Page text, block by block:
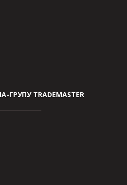
ГРУПУ TRADEMASTER